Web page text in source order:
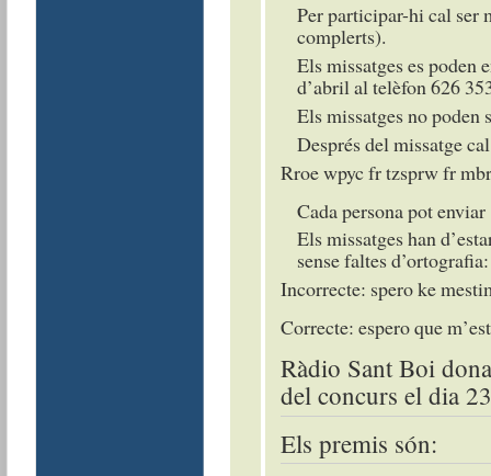
Per participar-hi cal ser
complerts).
Els missatges es poden
d’abril al telèfon 626
Els missatges no poden
Després del missatge
Rroe wpyc fr tzsprw fr
Cada persona pot
Els missatges han
sense faltes d’ortografia:
Incorrecte: spero ke
Correcte: espero que
Ràdio Sant Boi
del concurs el dia
Els premis són: